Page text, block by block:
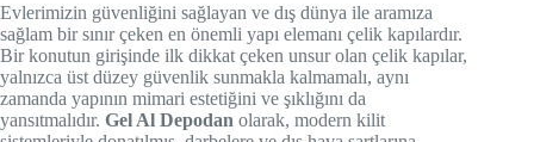
Evlerimizin güvenliğini sağlayan ve dış dünya ile aramıza
sağlam bir sınır çeken en önemli yapı elemanı çelik kapılardır.
Bir konutun girişinde ilk dikkat çeken unsur olan çelik kapılar,
yalnızca üst düzey güvenlik sunmakla kalmamalı, aynı
zamanda yapının mimari estetiğini ve şıklığını da
yansıtmalıdır. Gel Al Depodan olarak, modern kilit